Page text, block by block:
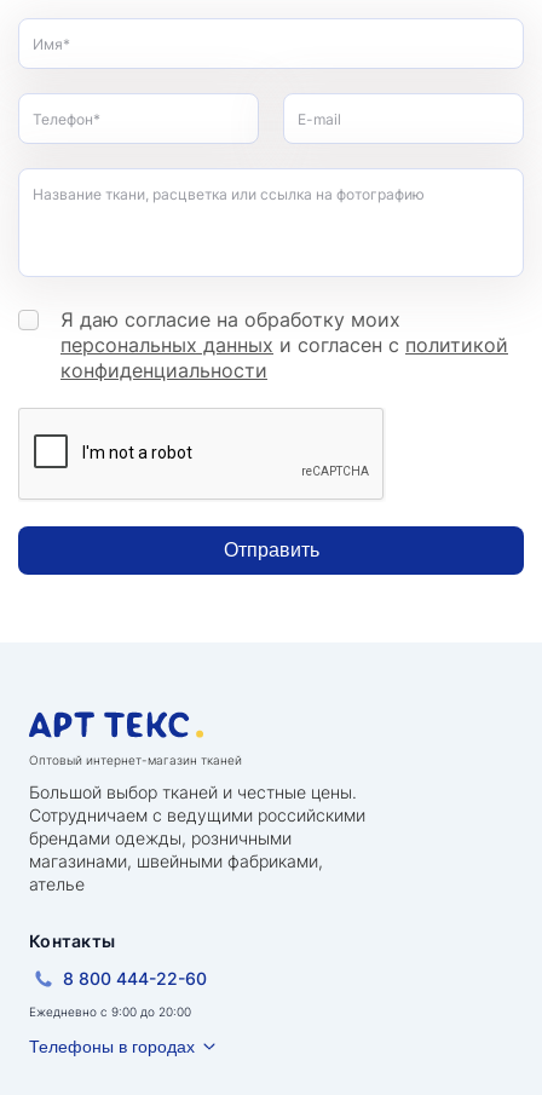
Имя*
Телефон* E-mail
Название ткани, расцветка или ссылка на фотографию
Я даю согласие на обработку моих
персональных данных и согласен с политикой
конфиденциальности
Отправить
Оптовый интернет-магазин тканей
Большой выбор тканей и честные цены.
Сотрудничаем с ведущими российскими
брендами одежды, розничными
магазинами, швейными фабриками,
ателье
Контакты
8 800 444-22-60
Ежедневно с 9:00 до 20:00
Телефоны в городах